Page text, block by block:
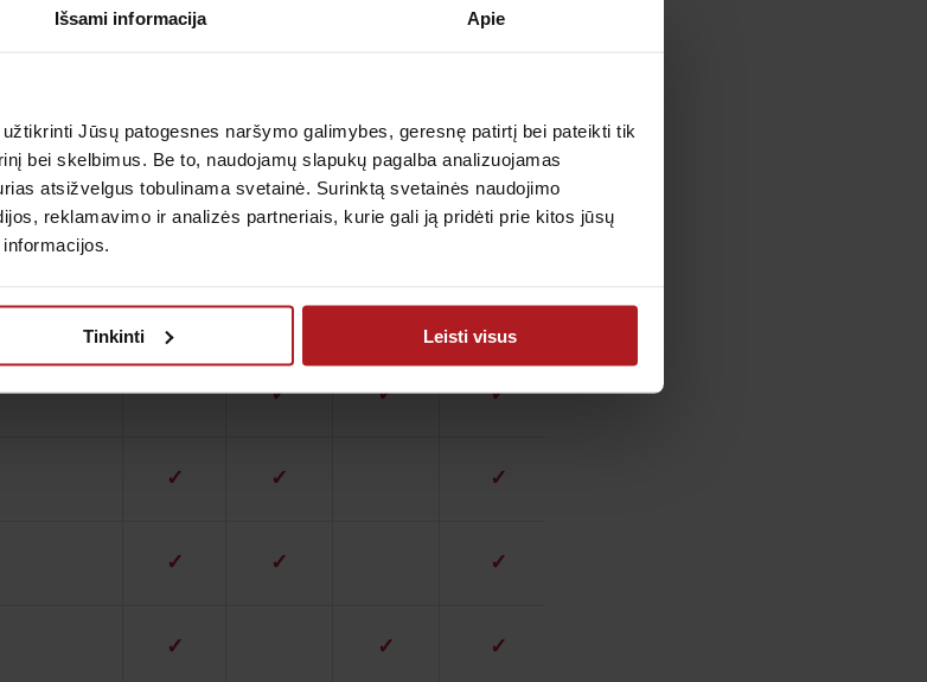
Išsami informacija Apie
Jūsų patogesnes naršymo galimybes, geresnę patirtį bei pateikti tik
bei skelbimus. Be to, naudojamų slapukų pagalba analizuojamas
atsižvelgus tobulinama svetainė. Surinktą svetainės naudojimo
reklamavimo ir analizės partneriais, kurie gali ją pridėti prie kitos jūsų
Tinkinti Leisti visus
✓ ✓ ✓
✓ ✓ ✓
✓ ✓ ✓
✓ ✓ ✓
✓ ✓ ✓
✓ ✓ ✓
✓ ✓ ✓